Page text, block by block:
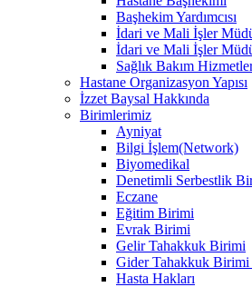
Başhekim Yardımcısı
İdari ve Mali İşler
İdari ve Mali İşler
Sağlık Bakım
Hastane Organizasyon Yapısı
İzzet Baysal Hakkında
Birimlerimiz
Ayniyat
Bilgi İşlem(Network)
Biyomedikal
Denetimli Serbestlik
Eczane
Eğitim Birimi
Evrak Birimi
Gelir Tahakkuk Birimi
Gider Tahakkuk Birimi
Hasta Hakları